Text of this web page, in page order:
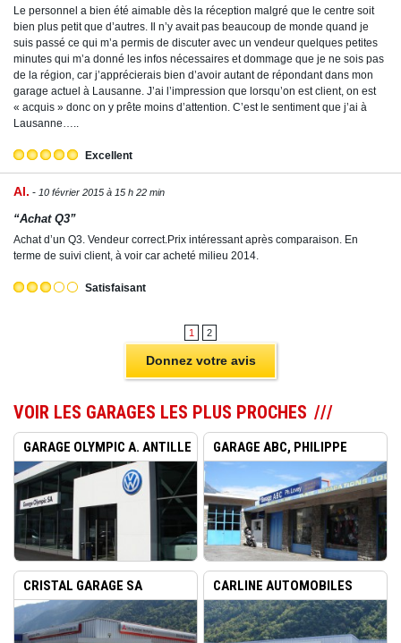
Le personnel a bien été aimable dès la réception malgré que le centre soit
bien plus petit que d’autres. Il n’y avait pas beaucoup de monde quand je
suis passé ce qui m’a permis de discuter avec un vendeur quelques petites
minutes qui m’a donné les infos nécessaires et dommage que je ne sois pas
de la région, car j’apprécierais bien d’avoir autant de répondant dans mon
garage actuel à Lausanne. J’ai l’impression que lorsqu’on est client, on est
« acquis » donc on y prête moins d’attention. C’est le sentiment que j’ai à
Lausanne…..
Excellent
Al. 10 février 2015 à 15 h 22 min
“Achat Q3”
Achat d’un Q3. Vendeur correct.Prix intéressant après comparaison. En
terme de suivi client, à voir car acheté milieu 2014.
Satisfaisant
1 2
Donnez votre avis
VOIR LES GARAGES LES PLUS PROCHES
GARAGE OLYMPIC A. ANTILLE
...
GARAGE ABC, PHILIPPE
LOVEY
CRISTAL GARAGE SA
MARTIGNY
CARLINE AUTOMOBILES
BOISSE...